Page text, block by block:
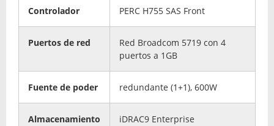
Controlador PERC H755 SAS Front
Puertos de red
Red Broadcom 5719 con 4
puertos a 1GB
Fuente de poder redundante (1+1), 600W
Almacenamiento iDRAC9 Enterprise